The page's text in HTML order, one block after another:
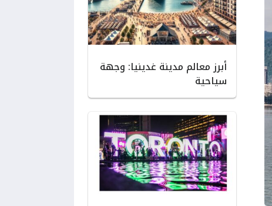
أبرز معالم مدينة غدينيا: وجهة
سياحية